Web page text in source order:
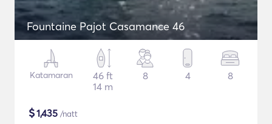
Fountaine Pajot Casamance 46
Katamaran
46 ft
14 m
8 4 8
$1,435 /natt